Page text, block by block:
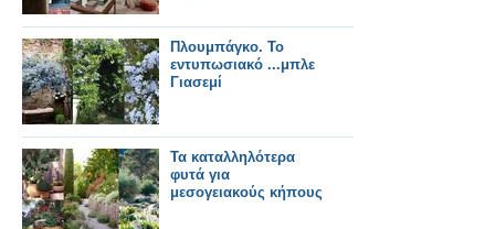
Πλουμπάγκο. Το
εντυπωσιακό ...μπλε
Γιασεμί
Τα καταλληλότερα
φυτά για
μεσογειακούς κήπους